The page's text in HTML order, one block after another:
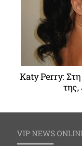
Katy Perry:
VIP NEWS